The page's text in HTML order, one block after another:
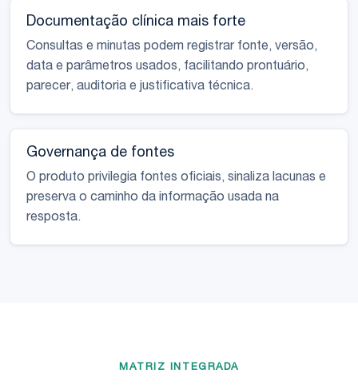
Documentação clínica mais forte
Consultas e minutas podem registrar fonte, versão,
data e parâmetros usados, facilitando prontuário,
parecer, auditoria e justificativa técnica.
Governança de fontes
O produto privilegia fontes oficiais, sinaliza lacunas e
preserva o caminho da informação usada na
resposta.
MATRIZ INTEGRADA